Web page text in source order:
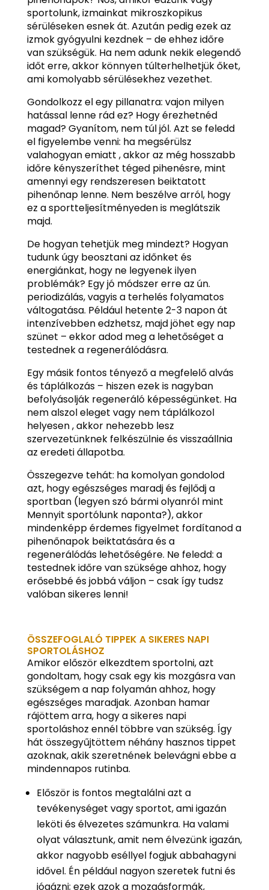
sportolunk, izmainkat mikroszkopikus
sérüléseken esnek át. Azután pedig ezek az
izmok gyógyulni kezdnek – de ehhez időre
van szükségük. Ha nem adunk nekik elegendő
időt erre, akkor könnyen túlterhelhetjük őket,
ami komolyabb sérülésekhez vezethet.
Gondolkozz el egy pillanatra: vajon milyen
hatással lenne rád ez? Hogy érezhetnéd
magad? Gyanítom, nem túl jól. Azt se feledd
el figyelembe venni: ha megsérülsz
valahogyan emiatt , akkor az még hosszabb
időre kényszeríthet téged pihenésre, mint
amennyi egy rendszeresen beiktatott
pihenőnap lenne. Nem beszélve arról, hogy
ez a sportteljesítményeden is meglátszik
majd.
De hogyan tehetjük meg mindezt? Hogyan
tudunk úgy beosztani az időnket és
energiánkat, hogy ne legyenek ilyen
problémák? Egy jó módszer erre az ún.
periodizálás, vagyis a terhelés folyamatos
váltogatása. Például hetente 2-3 napon át
intenzívebben edzhetsz, majd jöhet egy nap
szünet – ekkor adod meg a lehetőséget a
testednek a regenerálódásra.
Egy másik fontos tényező a megfelelő alvás
és táplálkozás – hiszen ezek is nagyban
befolyásolják regeneráló képességünket. Ha
nem alszol eleget vagy nem táplálkozol
helyesen , akkor nehezebb lesz
szervezetünknek felkészülnie és visszaállnia
az eredeti állapotba.
Összegezve tehát: ha komolyan gondolod
azt, hogy egészséges maradj és fejlődj a
sportban (legyen szó bármi olyanról mint
Mennyit sportólunk naponta?), akkor
mindenképp érdemes figyelmet fordítanod a
pihenőnapok beiktatására és a
regenerálódás lehetőségére. Ne feledd: a
testednek időre van szüksége ahhoz, hogy
erősebbé és jobbá váljon – csak így tudsz
valóban sikeres lenni!
ÖSSZEFOGLALÓ TIPPEK A SIKERES NAPI
SPORTOLÁSHOZ
Amikor először elkezdtem sportolni, azt
gondoltam, hogy csak egy kis mozgásra van
szükségem a nap folyamán ahhoz, hogy
egészséges maradjak. Azonban hamar
rájöttem arra, hogy a sikeres napi
sportoláshoz ennél többre van szükség. Így
hát összegyűjtöttem néhány hasznos tippet
azoknak, akik szeretnének belevágni ebbe a
mindennapos rutinba.
Először is fontos megtalálni azt a
tevékenységet vagy sportot, ami igazán
leköti és élvezetes számunkra. Ha valami
olyat választunk, amit nem élvezünk igazán,
akkor nagyobb eséllyel fogjuk abbahagyni
idővel. Én például nagyon szeretek futni és
jógázni; ezek azok a mozgásformák,